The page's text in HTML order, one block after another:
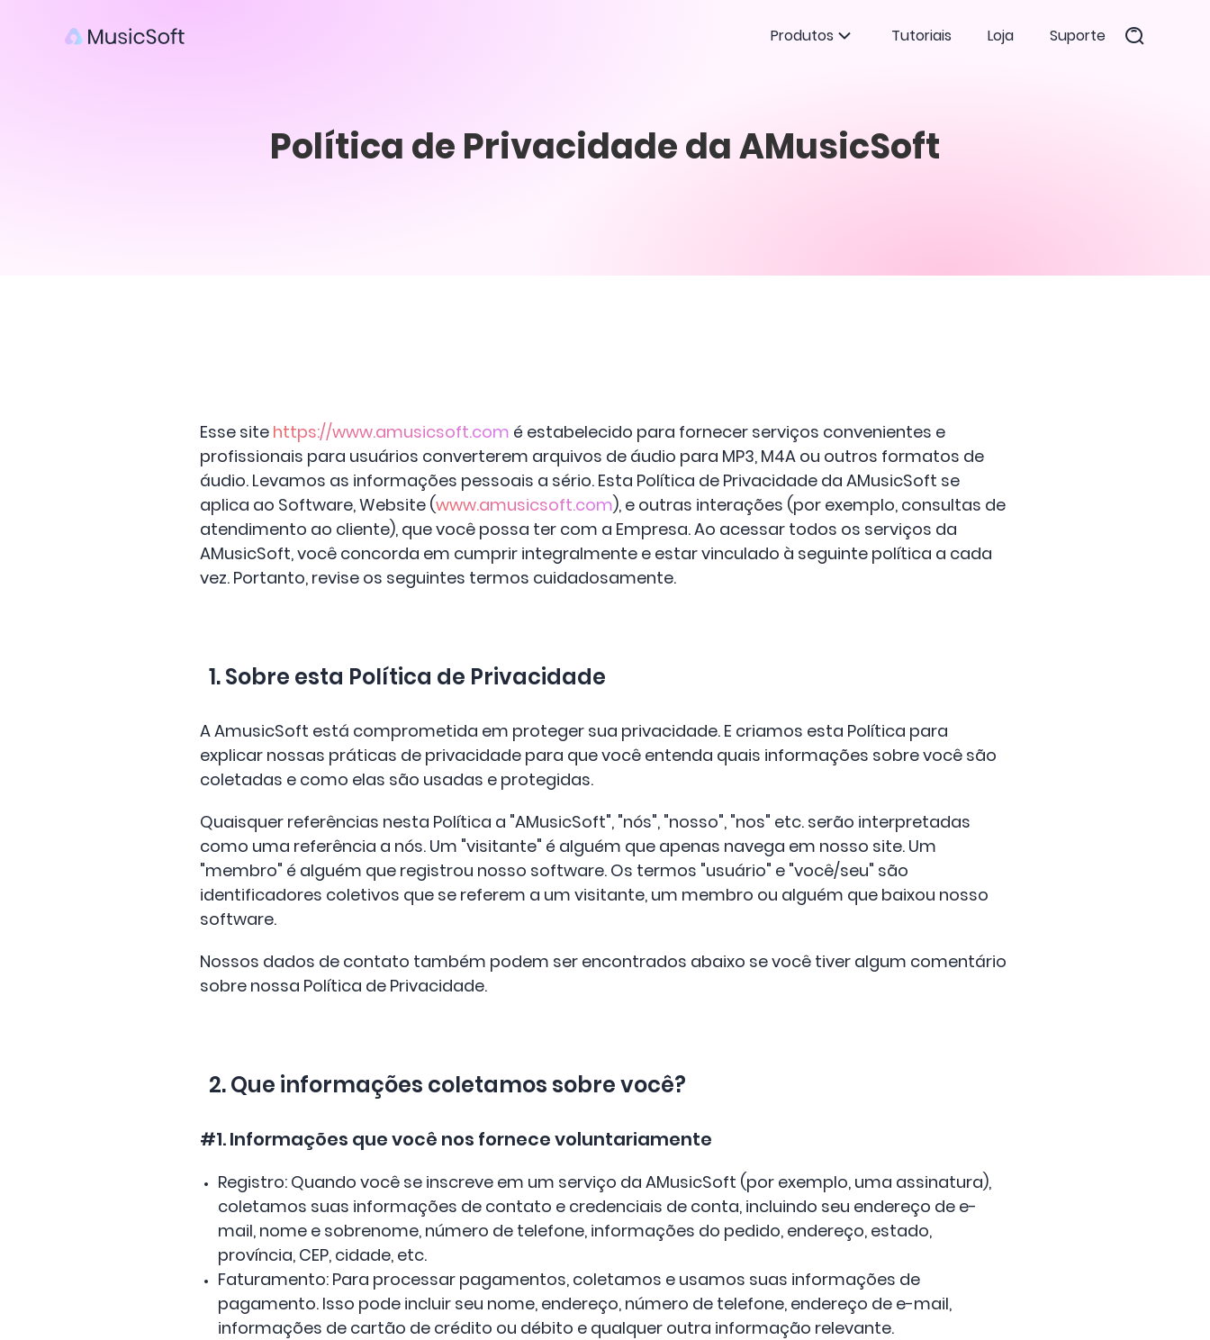
Produtos Tutoriais Loja Suporte
Política de Privacidade da AMusicSoft
Esse site https://www.amusicsoft.com é estabelecido para fornecer serviços convenientes e
profissionais para usuários converterem arquivos de áudio para MP3, M4A ou outros formatos de
áudio. Levamos as informações pessoais a sério. Esta Política de Privacidade da AMusicSoft se
aplica ao Software, Website (www.amusicsoft.com), e outras interações (por exemplo, consultas de
atendimento ao cliente), que você possa ter com a Empresa. Ao acessar todos os serviços da
AMusicSoft, você concorda em cumprir integralmente e estar vinculado à seguinte política a cada
vez. Portanto, revise os seguintes termos cuidadosamente.
1. Sobre esta Política de Privacidade
A AmusicSoft está comprometida em proteger sua privacidade. E criamos esta Política para
explicar nossas práticas de privacidade para que você entenda quais informações sobre você são
coletadas e como elas são usadas e protegidas.
Quaisquer referências nesta Política a "AMusicSoft", "nós", "nosso", "nos" etc. serão interpretadas
como uma referência a nós. Um "visitante" é alguém que apenas navega em nosso site. Um
"membro" é alguém que registrou nosso software. Os termos "usuário" e "você/seu" são
identificadores coletivos que se referem a um visitante, um membro ou alguém que baixou nosso
software.
Nossos dados de contato também podem ser encontrados abaixo se você tiver algum comentário
sobre nossa Política de Privacidade.
2. Que informações coletamos sobre você?
#1. Informações que você nos fornece voluntariamente
Registro: Quando você se inscreve em um serviço da AMusicSoft (por exemplo, uma assinatura),
coletamos suas informações de contato e credenciais de conta, incluindo seu endereço de e-
mail, nome e sobrenome, número de telefone, informações do pedido, endereço, estado,
província, CEP, cidade, etc.
Faturamento: Para processar pagamentos, coletamos e usamos suas informações de
pagamento. Isso pode incluir seu nome, endereço, número de telefone, endereço de e-mail,
informações de cartão de crédito ou débito e qualquer outra informação relevante.